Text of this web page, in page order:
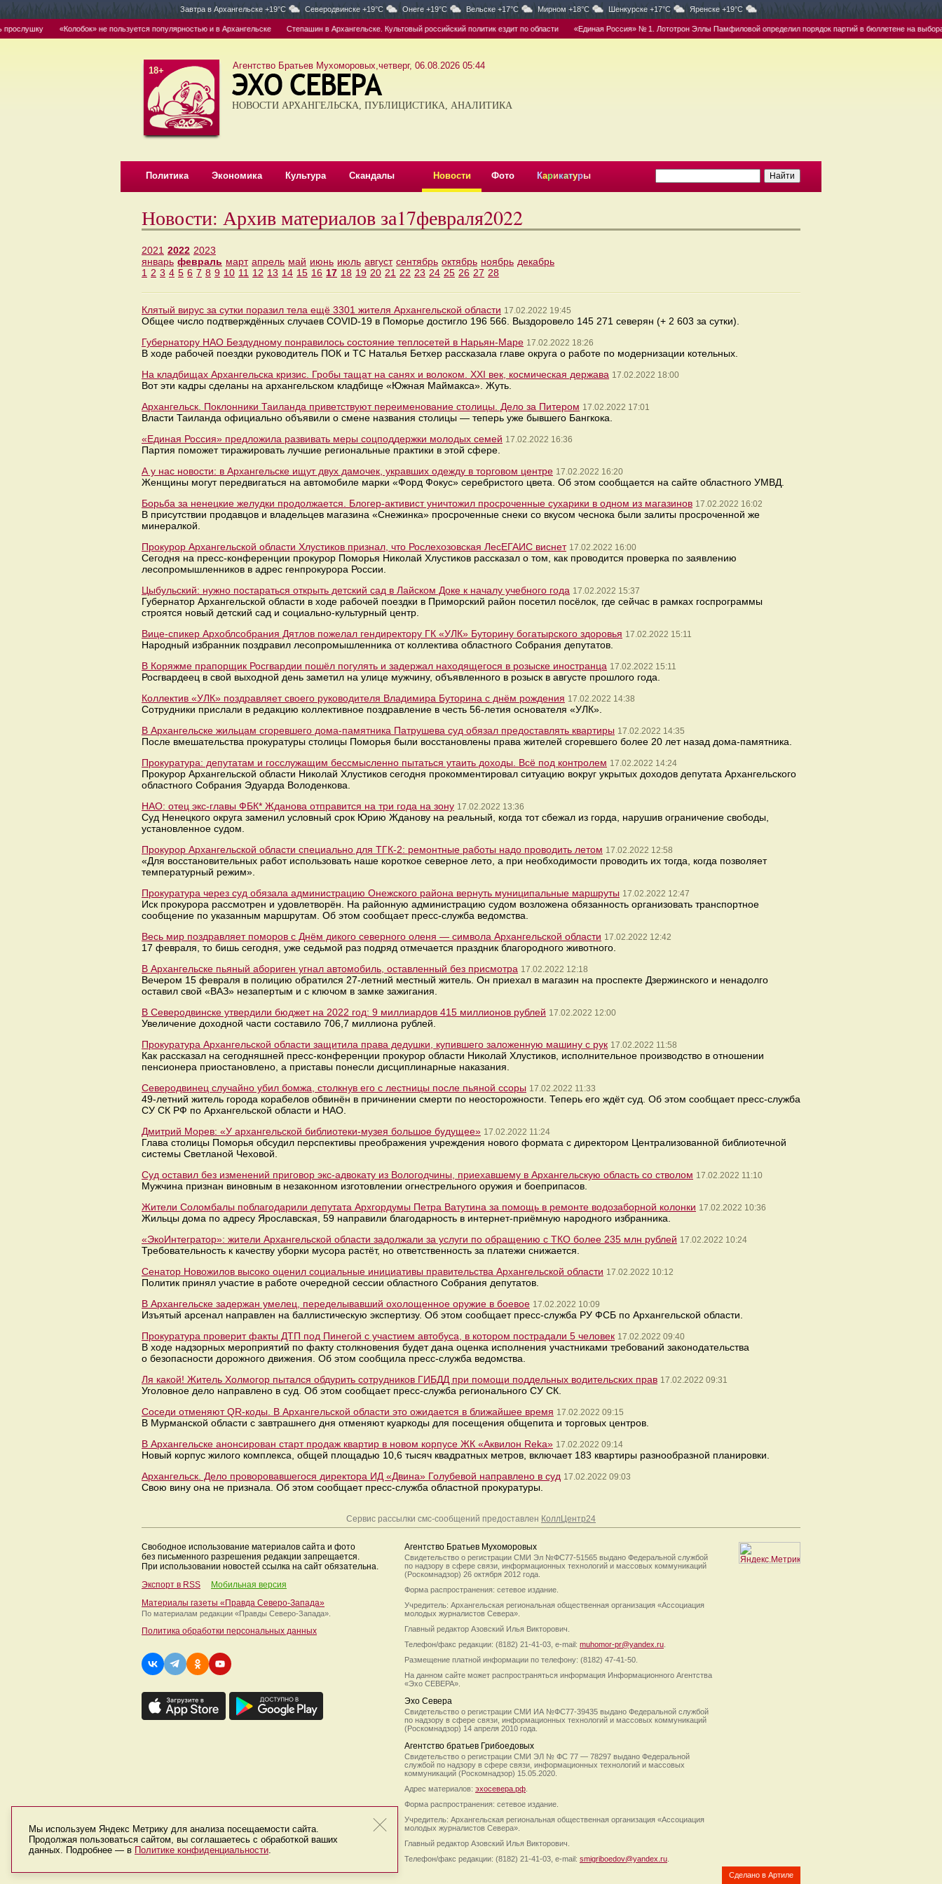
Завтра в Архангельске +19°C Северодвинске +19°C Онеге +19°C Вельске +17°C Мирном +18°C Шенкурске +17°C Яренске +19°C
«Колобок» не пользуется популярностью и в Архангельске Степашин в Архангельске. Культовый российский политик ездит по области «Единая Россия» № 1. Лототрон Эллы Памфиловой определил порядок партий в бюллетене на выборах в ГД
18+ Агентство Братьев Мухоморовых,четверг, 06.08.2026 05:44
НОВОСТИ АРХАНГЕЛЬСКА, ПУБЛИЦИСТИКА, АНАЛИТИКА
Политика Экономика Культура Скандалы Новости Фото Карикатуры
Новости: Архив материалов за17февраля2022
2021 2022 2023
январь февраль март апрель май июнь июль август сентябрь октябрь ноябрь декабрь
1 2 3 4 5 6 7 8 9 10 11 12 13 14 15 16 17 18 19 20 21 22 23 24 25 26 27 28
Клятый вирус за сутки поразил тела ещё 3301 жителя Архангельской области 17.02.2022 19:45
Общее число подтверждённых случаев COVID-19 в Поморье достигло 196 566. Выздоровело 145 271 северян (+ 2 603 за сутки).
Губернатору НАО Бездудному понравилось состояние теплосетей в Нарьян-Маре 17.02.2022 18:26
В ходе рабочей поездки руководитель ПОК и ТС Наталья Бетхер рассказала главе округа о работе по модернизации котельных.
На кладбищах Архангельска кризис. Гробы тащат на санях и волоком. XXI век, космическая держава 17.02.2022 18:00
Вот эти кадры сделаны на архангельском кладбище «Южная Маймакса». Жуть.
Архангельск. Поклонники Таиланда приветствуют переименование столицы. Дело за Питером 17.02.2022 17:01
Власти Таиланда официально объявили о смене названия столицы — теперь уже бывшего Бангкока.
«Единая Россия» предложила развивать меры соцподдержки молодых семей 17.02.2022 16:36
Партия поможет тиражировать лучшие региональные практики в этой сфере.
А у нас новости: в Архангельске ищут двух дамочек, укравших одежду в торговом центре 17.02.2022 16:20
Женщины могут передвигаться на автомобиле марки «Форд Фокус» серебристого цвета. Об этом сообщается на сайте областного УМВД.
Борьба за ненецкие желудки продолжается. Блогер-активист уничтожил просроченные сухарики в одном из магазинов 17.02.2022 16:02
В присутствии продавцов и владельцев магазина «Снежинка» просроченные снеки со вкусом чеснока были залиты просроченной же
минералкой.
Прокурор Архангельской области Хлустиков признал, что Рослехозовская ЛесЕГАИС виснет 17.02.2022 16:00
Сегодня на пресс-конференции прокурор Поморья Николай Хлустиков рассказал о том, как проводится проверка по заявлению
лесопромышленников в адрес генпрокурора России.
Цыбульский: нужно постараться открыть детский сад в Лайском Доке к началу учебного года 17.02.2022 15:37
Губернатор Архангельской области в ходе рабочей поездки в Приморский район посетил посёлок, где сейчас в рамках госпрограммы
строятся новый детский сад и социально-культурный центр.
Вице-спикер Архоблсобрания Дятлов пожелал гендиректору ГК «УЛК» Буторину богатырского здоровья 17.02.2022 15:11
Народный избранник поздравил лесопромышленника от коллектива областного Собрания депутатов.
В Коряжме прапорщик Росгвардии пошёл погулять и задержал находящегося в розыске иностранца 17.02.2022 15:11
Росгвардеец в свой выходной день заметил на улице мужчину, объявленного в розыск в августе прошлого года.
Коллектив «УЛК» поздравляет своего руководителя Владимира Буторина с днём рождения 17.02.2022 14:38
Сотрудники прислали в редакцию коллективное поздравление в честь 56-летия основателя «УЛК».
В Архангельске жильцам сгоревшего дома-памятника Патрушева суд обязал предоставлять квартиры 17.02.2022 14:35
После вмешательства прокуратуры столицы Поморья были восстановлены права жителей сгоревшего более 20 лет назад дома-памятника.
Прокуратура: депутатам и госслужащим бессмысленно пытаться утаить доходы. Всё под контролем 17.02.2022 14:24
Прокурор Архангельской области Николай Хлустиков сегодня прокомментировал ситуацию вокруг укрытых доходов депутата Архангельского
областного Собрания Эдуарда Володенкова.
НАО: отец экс-главы ФБК* Жданова отправится на три года на зону 17.02.2022 13:36
Суд Ненецкого округа заменил условный срок Юрию Жданову на реальный, когда тот сбежал из горда, нарушив ограничение свободы,
установленное судом.
Прокурор Архангельской области специально для ТГК-2: ремонтные работы надо проводить летом 17.02.2022 12:58
«Для восстановительных работ использовать наше короткое северное лето, а при необходимости проводить их тогда, когда позволяет
температурный режим».
Прокуратура через суд обязала администрацию Онежского района вернуть муниципальные маршруты 17.02.2022 12:47
Иск прокурора рассмотрен и удовлетворён. На районную администрацию судом возложена обязанность организовать транспортное
сообщение по указанным маршрутам. Об этом сообщает пресс-служба ведомства.
Весь мир поздравляет поморов с Днём дикого северного оленя — символа Архангельской области 17.02.2022 12:42
17 февраля, то бишь сегодня, уже седьмой раз подряд отмечается праздник благородного животного.
В Архангельске пьяный абориген угнал автомобиль, оставленный без присмотра 17.02.2022 12:18
Вечером 15 февраля в полицию обратился 27-летний местный житель. Он приехал в магазин на проспекте Дзержинского и ненадолго
оставил свой «ВАЗ» незапертым и с ключом в замке зажигания.
В Северодвинске утвердили бюджет на 2022 год: 9 миллиардов 415 миллионов рублей 17.02.2022 12:00
Увеличение доходной части составило 706,7 миллиона рублей.
Прокуратура Архангельской области защитила права дедушки, купившего заложенную машину с рук 17.02.2022 11:58
Как рассказал на сегодняшней пресс-конференции прокурор области Николай Хлустиков, исполнительное производство в отношении
пенсионера приостановлено, а приставы понесли дисциплинарные наказания.
Северодвинец случайно убил бомжа, столкнув его с лестницы после пьяной ссоры 17.02.2022 11:33
49-летний житель города корабелов обвинён в причинении смерти по неосторожности. Теперь его ждёт суд. Об этом сообщает пресс-служба
СУ СК РФ по Архангельской области и НАО.
Дмитрий Морев: «У архангельской библиотеки-музея большое будущее» 17.02.2022 11:24
Глава столицы Поморья обсудил перспективы преображения учреждения нового формата с директором Централизованной библиотечной
системы Светланой Чеховой.
Суд оставил без изменений приговор экс-адвокату из Вологодчины, приехавшему в Архангельскую область со стволом 17.02.2022 11:10
Мужчина признан виновным в незаконном изготовлении огнестрельного оружия и боеприпасов.
Жители Соломбалы поблагодарили депутата Архгордумы Петра Ватутина за помощь в ремонте водозаборной колонки 17.02.2022 10:36
Жильцы дома по адресу Ярославская, 59 направили благодарность в интернет-приёмную народного избранника.
«ЭкоИнтегратор»: жители Архангельской области задолжали за услуги по обращению с ТКО более 235 млн рублей 17.02.2022 10:24
Требовательность к качеству уборки мусора растёт, но ответственность за платежи снижается.
Сенатор Новожилов высоко оценил социальные инициативы правительства Архангельской области 17.02.2022 10:12
Политик принял участие в работе очередной сессии областного Собрания депутатов.
В Архангельске задержан умелец, переделывавший охолощенное оружие в боевое 17.02.2022 10:09
Изъятый арсенал направлен на баллистическую экспертизу. Об этом сообщает пресс-служба РУ ФСБ по Архангельской области.
Прокуратура проверит факты ДТП под Пинегой с участием автобуса, в котором пострадали 5 человек 17.02.2022 09:40
В ходе надзорных мероприятий по факту столкновения будет дана оценка исполнения участниками требований законодательства
о безопасности дорожного движения. Об этом сообщила пресс-служба ведомства.
Ля какой! Житель Холмогор пытался обдурить сотрудников ГИБДД при помощи поддельных водительских прав 17.02.2022 09:31
Уголовное дело направлено в суд. Об этом сообщает пресс-служба регионального СУ СК.
Соседи отменяют QR-коды. В Архангельской области это ожидается в ближайшее время 17.02.2022 09:15
В Мурманской области с завтрашнего дня отменяют куаркоды для посещения общепита и торговых центров.
В Архангельске анонсирован старт продаж квартир в новом корпусе ЖК «Аквилон Reka» 17.02.2022 09:14
Новый корпус жилого комплекса, общей площадью 10,6 тысяч квадратных метров, включает 183 квартиры разнообразной планировки.
Архангельск. Дело проворовавшегося директора ИД «Двина» Голубевой направлено в суд 17.02.2022 09:03
Свою вину она не признала. Об этом сообщает пресс-служба областной прокуратуры.
Сервис рассылки смс-сообщений предоставлен КоллЦентр24
Свободное использование материалов сайта и фото
без письменного разрешения редакции запрещается.
При использовании новостей ссылка на сайт обязательна.
Экспорт в RSS
Мобильная версия
Материалы газеты «Правда Северо-Запада»
По материалам редакции «Правды Северо-Запада».
Политика обработки персональных данных
Агентство Братьев Мухоморовых
Свидетельство о регистрации СМИ Эл №ФС77-51565 выдано Федеральной службой
по надзору в сфере связи, информационных технологий и массовых коммуникаций
(Роскомнадзор) 26 октября 2012 года.
Форма распространения: сетевое издание.
Учредитель: Архангельская региональная общественная организация «Ассоциация
молодых журналистов Севера».
Главный редактор Азовский Илья Викторович.
Телефон/факс редакции: (8182) 21-41-03, e-mail: muhomor-pr@yandex.ru
Размещение платной информации по телефону: (8182) 47-41-50.
На данном сайте может распространяться информация Информационного Агентства
«Эхо СЕВЕРА».
Эхо Севера
Свидетельство о регистрации СМИ ИА №ФС77-39435 выдано Федеральной службой
по надзору в сфере связи, информационных технологий и массовых коммуникаций
(Роскомнадзор) 14 апреля 2010 года.
Агентство братьев Грибоедовых
Свидетельство о регистрации СМИ ЭЛ № ФС 77 — 78297 выдано Федеральной
службой по надзору в сфере связи, информационных технологий и массовых
коммуникаций (Роскомнадзор) 15.05.2020.
Адрес материалов: эхосевера.рф
Форма распространения: сетевое издание.
Учредитель: Архангельская региональная общественная организация «Ассоциация
молодых журналистов Севера».
Главный редактор Азовский Илья Викторович.
Телефон/факс редакции: (8182) 21-41-03, e-mail: smigriboedov@yandex.ru
Сделано в Артиле
Мы используем Яндекс Метрику для анализа посещаемости сайта.
Продолжая пользоваться сайтом, вы соглашаетесь с обработкой ваших
данных. Подробнее — в Политике конфиденциальности.